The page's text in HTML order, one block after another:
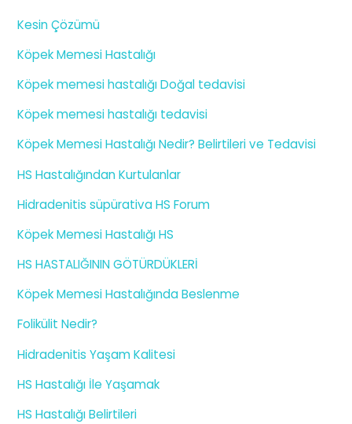
Kesin Çözümü
Köpek Memesi Hastalığı
Köpek memesi hastalığı Doğal tedavisi
Köpek memesi hastalığı tedavisi
Köpek Memesi Hastalığı Nedir? Belirtileri ve Tedavisi
HS Hastalığından Kurtulanlar
Hidradenitis süpürativa HS Forum
Köpek Memesi Hastalığı HS
HS HASTALIĞININ GÖTÜRDÜKLERİ
Köpek Memesi Hastalığında Beslenme
Folikülit Nedir?
Hidradenitis Yaşam Kalitesi
HS Hastalığı İle Yaşamak
HS Hastalığı Belirtileri